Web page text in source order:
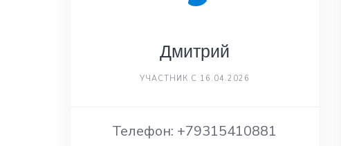
Дмитрий
УЧАСТНИК С 16.04.2026
Телефон: +79315410881